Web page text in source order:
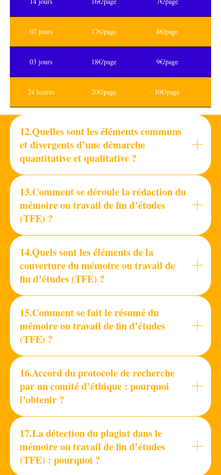
07 jours 17€/page 8€/page
03 jours 18€/page 9€/page
24 heures 20€/page 10€/page
12.Quelles sont les éléments communs
et divergents d’une démarche
quantitative et qualitative ?
13.Comment se déroule la rédaction du
mémoire ou travail de fin d’études
(TFE) ?
14.Quels sont les éléments de la
couverture du mémoire ou travail de
fin d’études (TFE) ?
15.Comment se fait le résumé du
mémoire ou travail de fin d’études
(TFE) ?
16.Accord du protocole de recherche
par un comité d’éthique : pourquoi
l’obtenir ?
17.La détection du plagiat dans le
mémoire ou travail de fin d’études
(TFE) : pourquoi ?